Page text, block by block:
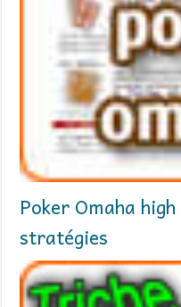
Poker Omaha
stratégies